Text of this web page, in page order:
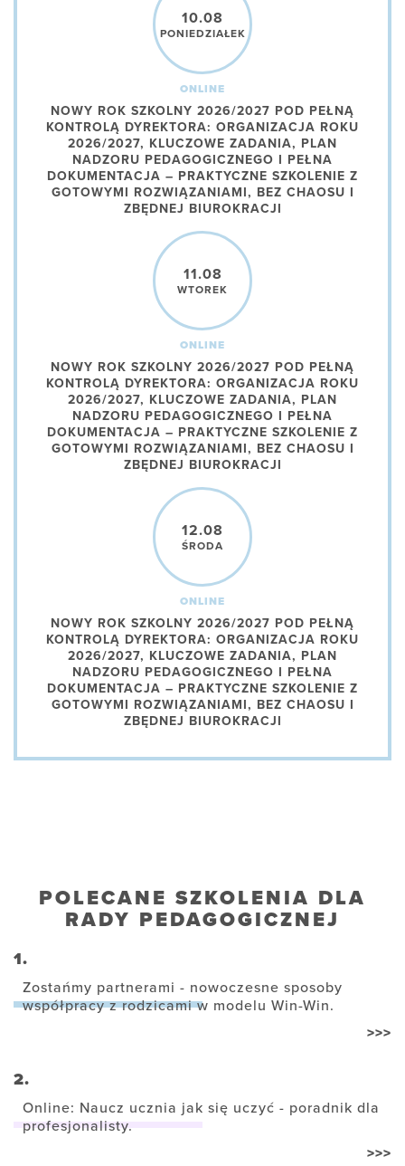
10.08
PONIEDZIAŁEK
ONLINE
NOWY ROK SZKOLNY 2026/2027 POD PEŁNĄ
KONTROLĄ DYREKTORA: ORGANIZACJA ROKU
2026/2027, KLUCZOWE ZADANIA, PLAN
NADZORU PEDAGOGICZNEGO I PEŁNA
DOKUMENTACJA – PRAKTYCZNE SZKOLENIE Z
GOTOWYMI ROZWIĄZANIAMI, BEZ CHAOSU I
ZBĘDNEJ BIUROKRACJI
11.08
WTOREK
ONLINE
NOWY ROK SZKOLNY 2026/2027 POD PEŁNĄ
KONTROLĄ DYREKTORA: ORGANIZACJA ROKU
2026/2027, KLUCZOWE ZADANIA, PLAN
NADZORU PEDAGOGICZNEGO I PEŁNA
DOKUMENTACJA – PRAKTYCZNE SZKOLENIE Z
GOTOWYMI ROZWIĄZANIAMI, BEZ CHAOSU I
ZBĘDNEJ BIUROKRACJI
12.08
ŚRODA
ONLINE
NOWY ROK SZKOLNY 2026/2027 POD PEŁNĄ
KONTROLĄ DYREKTORA: ORGANIZACJA ROKU
2026/2027, KLUCZOWE ZADANIA, PLAN
NADZORU PEDAGOGICZNEGO I PEŁNA
DOKUMENTACJA – PRAKTYCZNE SZKOLENIE Z
GOTOWYMI ROZWIĄZANIAMI, BEZ CHAOSU I
ZBĘDNEJ BIUROKRACJI
POLECANE SZKOLENIA DLA
RADY PEDAGOGICZNEJ
1.
Zostańmy partnerami - nowoczesne sposoby
współpracy z rodzicami w modelu Win-Win.
>>>
2.
Online: Naucz ucznia jak się uczyć - poradnik dla
profesjonalisty.
>>>